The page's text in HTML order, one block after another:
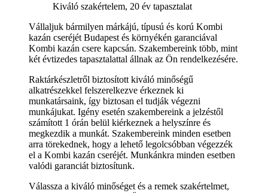
Kiváló szakértelem, 20 év tapasztalat
Vállaljuk bármilyen márkájú, típusú és korú Kombi
kazán cseréjét Budapest és környékén garanciával
Kombi kazán csere kapcsán. Szakembereink több, mint
két évtizedes tapasztalattal állnak az Ön rendelkezésére.
Raktárkészletről biztosított kiváló minőségű
alkatrészekkel felszerelkezve érkeznek ki
munkatársaink, így biztosan el tudják végezni
munkájukat. Igény esetén szakembereink a jelzéstől
számított 1 órán belül kiérkeznek a helyszínre és
megkezdik a munkát. Szakembereink minden esetben
arra törekednek, hogy a lehető legolcsóbban végezzék
el a Kombi kazán cseréjét. Munkánkra minden esetben
valódi garanciát biztosítunk.
Válassza a kiváló minőséget és a remek szakértelmet,